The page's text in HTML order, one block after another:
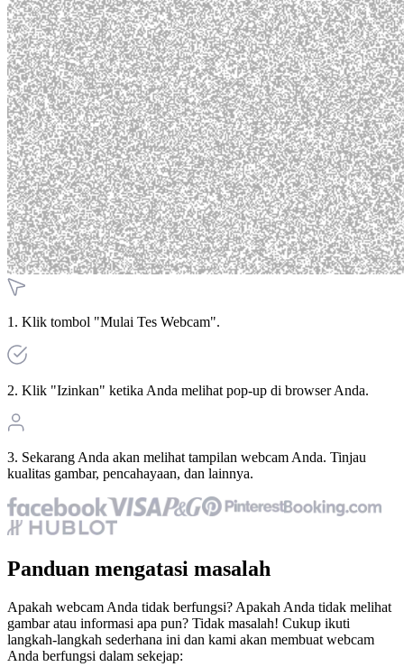
1. Klik tombol "Mulai Tes Webcam".
2. Klik "Izinkan" ketika Anda melihat pop-up di browser Anda.
3. Sekarang Anda akan melihat tampilan webcam Anda. Tinjau
kualitas gambar, pencahayaan, dan lainnya.
Panduan mengatasi masalah
Apakah webcam Anda tidak berfungsi? Apakah Anda tidak melihat
gambar atau informasi apa pun? Tidak masalah! Cukup ikuti
langkah-langkah sederhana ini dan kami akan membuat webcam
Anda berfungsi dalam sekejap: